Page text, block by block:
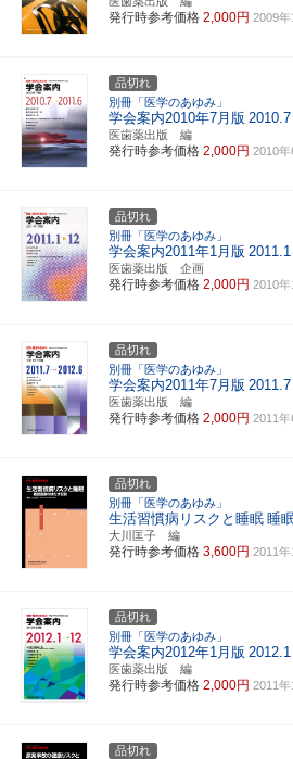
発行時参考価格 2,000円 2009
品切れ
別冊「医学のあゆみ」
学会案内2010年7月版
医歯薬出版 編
発行時参考価格 2,000円 2010
品切れ
別冊「医学のあゆみ」
学会案内2011年1月版
医歯薬出版 企画
発行時参考価格 2,000円 2010
品切れ
別冊「医学のあゆみ」
学会案内2011年7月版
医歯薬出版 編
発行時参考価格 2,000円 2011
品切れ
別冊「医学のあゆみ」
生活習慣病リスクと睡眠 睡
大川匡子 編
発行時参考価格 3,600円 2011
品切れ
別冊「医学のあゆみ」
学会案内2012年1月版
医歯薬出版 編
発行時参考価格 2,000円 2011
品切れ